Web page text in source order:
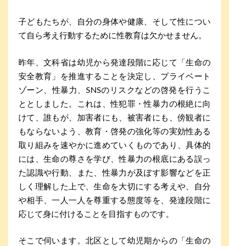
子どもたちが、自分の身体や健康、そして性につい
て自ら考え行動するために性教育は欠かせません。
昨年、文科省は幼児から発達段階に応じて「生命の
安全教育」を推進することを決定し、プライベート
ゾーン、性暴力、SNSのリスクなどの啓発を行うこ
ととしました。これは、性犯罪・性暴力の根絶に向
けて、誰もが、加害者にも、被害者にも、傍観者に
もならないよう、教育・啓発の強化等の実効性ある
取り組みを速やかに進めていくものであり、具体的
には、生命の尊さを学び、性暴力の根底にある誤っ
た認識や行動、また、性暴力が及ぼす影響などを正
しく理解した上で、生命を大切にする考えや、自分
や相手、一人一人を尊重する態度等を、発達段階に
応じて身に付けることを目指すものです。
そこで伺います。北区として幼児期からの「生命の